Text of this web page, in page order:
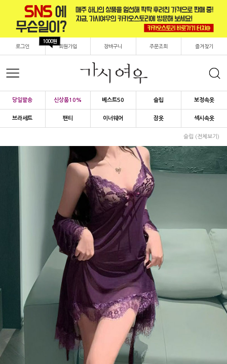
로그인 회원가입
1000원
장바구니 주문조회 즐겨찾기
당일발송 신상품10% 베스트50 슬립 보정속옷
브라세트 팬티 이너웨어 잠옷 섹시속옷
슬립 (전체보기)